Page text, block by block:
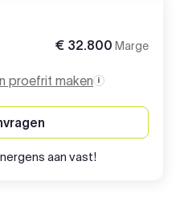
€ 32.800 Marge
proefrit maken
aan vast!